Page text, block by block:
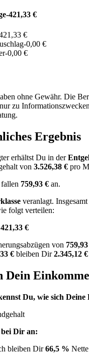
-421,33 €
€
-0,00 €
-0,00 €
ohne Gewähr. Die
zu
Ergebnis
erhältst Du in der
von 3.526,38 € pro
759,93 € an.
veranlagt.
folgt verteilen:
421,33 €
von
€ bleiben Dir2.345,12 €
Dein
Du, wie sich Deine
Dir an:
bleiben Dir66,5 %